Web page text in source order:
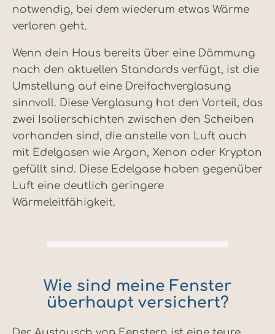
notwendig, bei dem wiederum etwas Wärme
verloren geht.
Wenn dein Haus bereits über eine Dämmung
nach den aktuellen Standards verfügt, ist die
Umstellung auf eine Dreifachverglasung
sinnvoll. Diese Verglasung hat den Vorteil, das
zwei Isolierschichten zwischen den Scheiben
vorhanden sind, die anstelle von Luft auch
mit Edelgasen wie Argon, Xenon oder Krypton
gefüllt sind. Diese Edelgase haben gegenüber
Luft eine deutlich geringere
Wärmeleitfähigkeit.
Wie sind meine Fenster
überhaupt versichert?